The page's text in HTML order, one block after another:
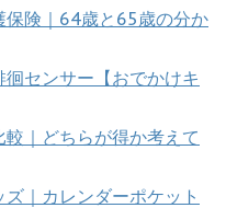
保険｜64歳と65歳の分か
センサー【おでかけキ
｜どちらが得か考えて
｜カレンダーポケット